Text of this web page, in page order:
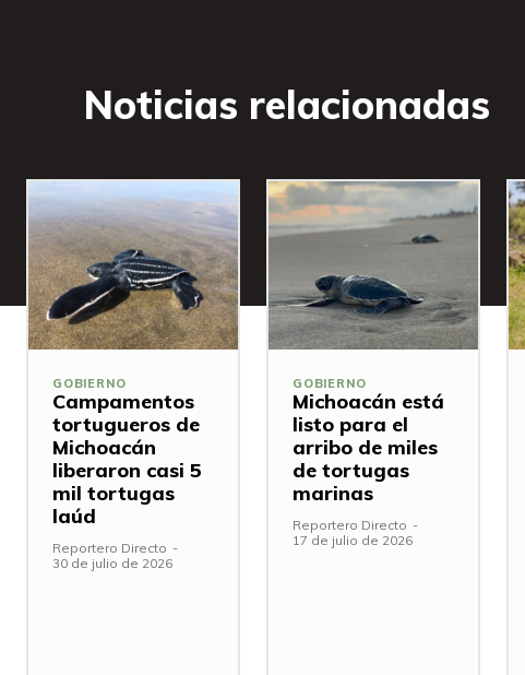
Noticias relacionadas
GOBIERNO
Campamentos
tortugueros de
Michoacán
liberaron casi 5
mil tortugas
laúd
Reportero Directo -
30 de julio de 2026
GOBIERNO
Michoacán está
listo para el
arribo de miles
de tortugas
marinas
Reportero Directo -
17 de julio de 2026